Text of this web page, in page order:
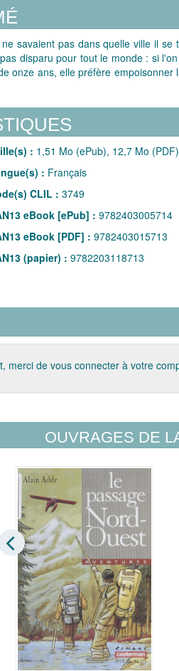
savaient pas dans quelle ville il
disparu pour tout le monde : si
onze ans, elle préfère
: 1,51 Mo (ePub), 12,7 Mo (PDF)
: Français
CLIL : 3749
eBook [ePub] : 9782403005714
eBook [PDF] : 9782403015713
(papier) : 9782203118713
merci de vous connecter à votre
OUVRAGES DE